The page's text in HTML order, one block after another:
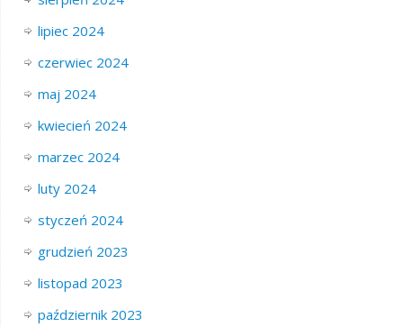
lipiec 2024
czerwiec 2024
maj 2024
kwiecień 2024
marzec 2024
luty 2024
styczeń 2024
grudzień 2023
listopad 2023
październik 2023